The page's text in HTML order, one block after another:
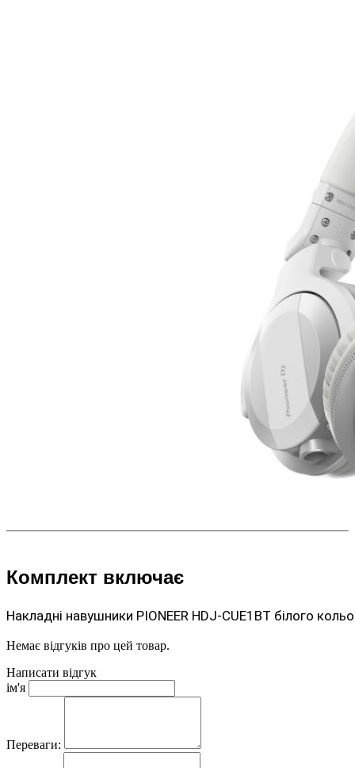
Комплект включає
Накладні навушники PIONEER HDJ-CUE1BT білого
Немає відгуків про цей товар.
Написати відгук
ім'я
Переваги: